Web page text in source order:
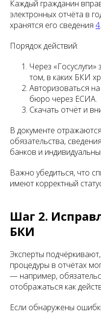
Каждый гражданин
электронных отчёта в
хранятся его сведения 4.
Порядок действий:
Через
том, в каких БКИ
Авторизоваться
бюро через ЕСИА.
Скачать отчёт и
В документе
обязательства,
банков и
Важно убедиться, что
имеют корректный
Шаг 2.
БКИ
Эксперты
процедуры в отчётах
— например,
отображаться как
Если обнаружены